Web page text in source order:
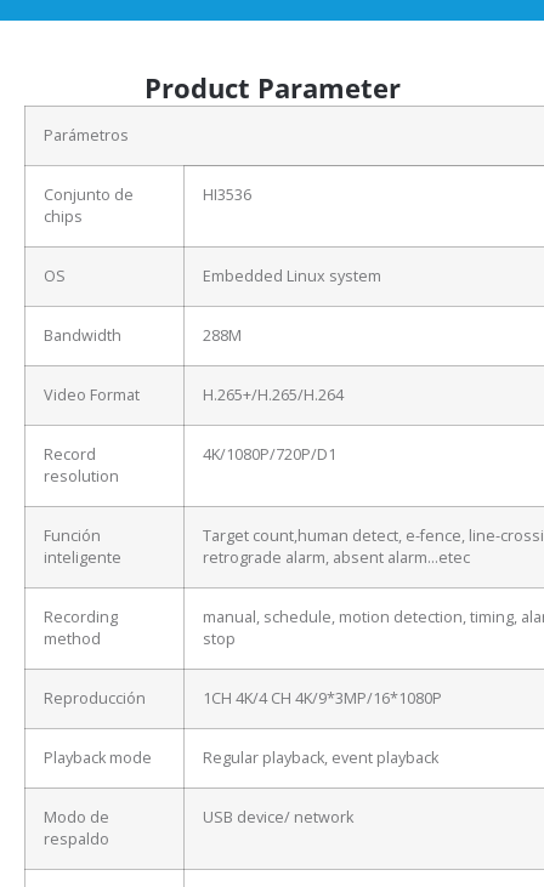
Product Parameter
Parámetros
Conjunto de
chips
HI3536
OS Embedded Linux system
Bandwidth 288M
Video Format H.265+/H.265/H.264
Record
resolution
4K/1080P/720P/D1
Función
inteligente
Target count,human detect, e-fence, line-
retrograde alarm, absent alarm…etec
Recording
method
manual, schedule, motion detection, timing,
stop
Reproducción 1CH 4K/4 CH 4K/9*3MP/16*1080P
Playback mode Regular playback, event playback
Modo de
respaldo
USB device/ network